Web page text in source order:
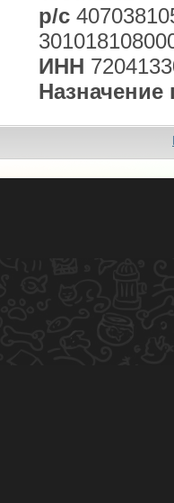
р/с
ИНН
Назначение